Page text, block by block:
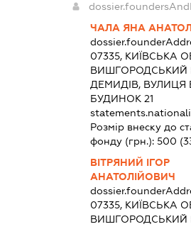
ЧАЛА ЯНА
07335, КИЇВСЬКА
ВИШГОРОДСЬКИЙ
ДЕМИДІВ, ВУЛИЦЯ
БУДИНОК 21
Розмір внеску до
фонду (грн.):500
ВІТРЯНИЙ ІГОР
АНАТОЛІЙОВИЧ
07335, КИЇВСЬКА
ВИШГОРОДСЬКИЙ